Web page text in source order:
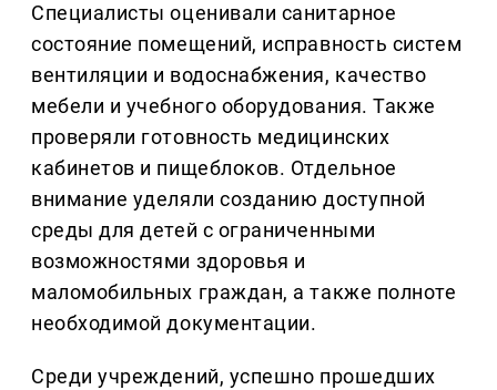
Специалисты оценивали санитарное
состояние помещений, исправность систем
вентиляции и водоснабжения, качество
мебели и учебного оборудования. Также
проверяли готовность медицинских
кабинетов и пищеблоков. Отдельное
внимание уделяли созданию доступной
среды для детей с ограниченными
возможностями здоровья и
маломобильных граждан, а также полноте
необходимой документации.
Среди учреждений, успешно прошедших